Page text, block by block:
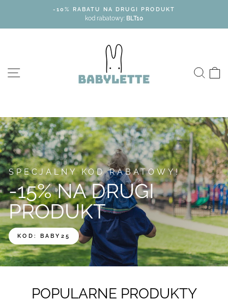
-10% RABATU NA DRUGI PRODUKT
kod rabatowy: BLT10
SITE NAVIGATION
Babylette
SPECJALNY KOD RABATOWY!
-15% NA DRUGI
PRODUKT
KOD: BABY25
POPULARNE PRODUKTY